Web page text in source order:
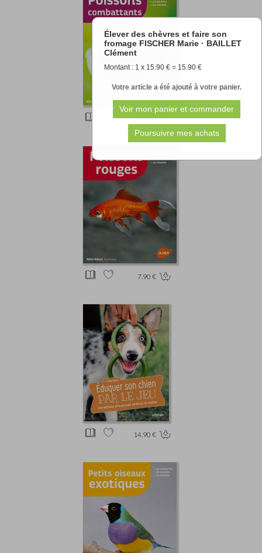
Élever des chèvres et faire son
fromage FISCHER Marie · BAILLET
Clément
Montant : 1 x 15.90 € = 15.90 €
Votre article a été ajouté à votre panier.
8.50 €
7.90 €
14.90 €